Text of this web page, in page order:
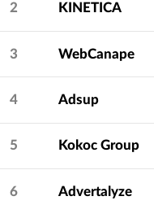
2 KINETICA
3 WebCanape
4 Adsup
5 Kokoc Group
6 Advertalyze